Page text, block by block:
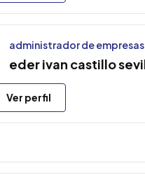
administrador de empresas
eder ivan castillo
Ver perfil